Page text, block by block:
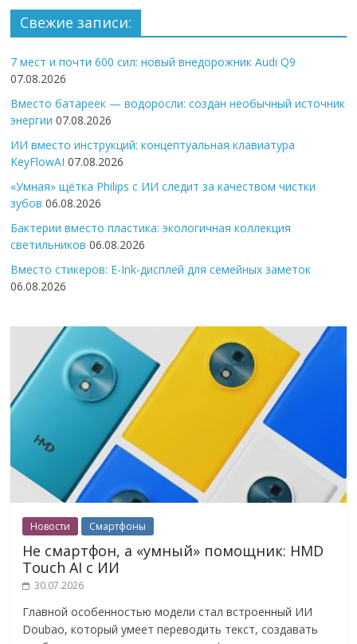
Свежие записи:
7 мест и почти 600 сил: новый внедорожник Audi Q9
07.08.2026
Вместо батареек — водоросли: создан необычный источник
энергии 07.08.2026
ИИ вместо инструкций: концептуальная клавиатура
KeyFlowAI 07.08.2026
«Умная» щётка Philips с ИИ следит за качеством чистки
зубов 06.08.2026
Бактерии вместо пластика: экологичная коллекция
светильников 06.08.2026
Вместо стикеров: E-Ink-дисплей для семейных заметок
06.08.2026
Новости Смартфоны
Не смартфон, а «умный» помощник: HMD
Touch AI с ИИ
30.07.2026
Главной особенностью модели стал встроенный ИИ
Doubao, который умеет переводить текст, создавать